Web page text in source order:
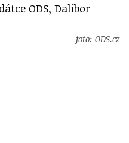
ODS, Dalibor
foto: ODS.cz